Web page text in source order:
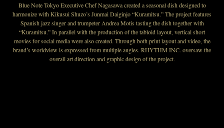
Blue Note Tokyo Executive Chef Nagasawa created a seasonal dish designed to
harmonize with Kikusui Shuzo’s Junmai Daiginjo “Kuramitsu.” The project features
Spanish jazz singer and trumpeter Andrea Motis tasting the dish together with
“Kuramitsu.” In parallel with the production of the tabloid layout, vertical short
movies for social media were also created. Through both print layout and video, the
brand’s worldview is expressed from multiple angles. RHYTHM INC. oversaw the
overall art direction and graphic design of the project.